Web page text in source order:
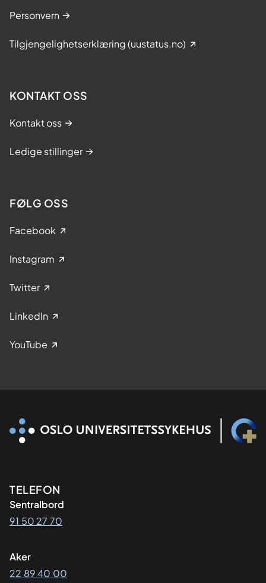
Personvern
Tilgjengelighetserklæring (uustatus.no)
KONTAKT OSS
Kontakt oss
Ledige stillinger
FØLG OSS
Facebook
Instagram
Twitter
LinkedIn
YouTube
Kontaktinformasjon
TELEFON
Sentralbord
91 50 27 70
Aker
22 89 40 00